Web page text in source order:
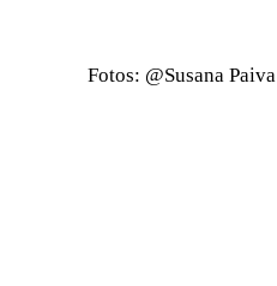
Fotos: @Susana Paiva